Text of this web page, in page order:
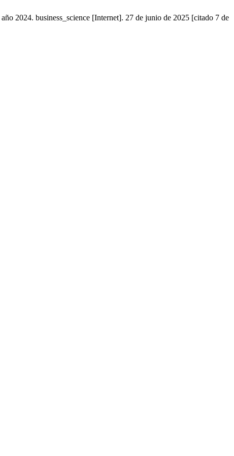
2024. business_science [Internet]. 27 de junio de 2025 [citado 7 de